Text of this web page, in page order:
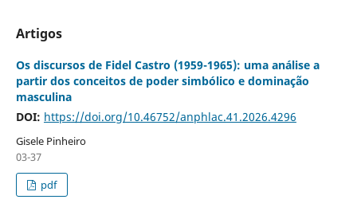
Artigos
Os discursos de Fidel Castro (1959-1965): uma análise a
partir dos conceitos de poder simbólico e dominação
masculina
DOI: https://doi.org/10.46752/anphlac.41.2026.4296
Gisele Pinheiro
03-37
pdf